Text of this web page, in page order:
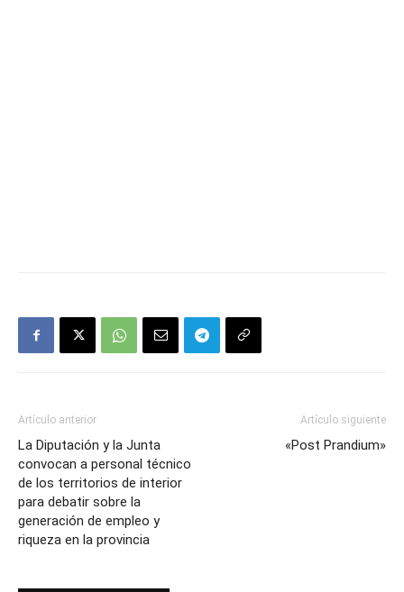
Artículo anterior
La Diputación y la Junta
convocan a personal técnico
de los territorios de interior
para debatir sobre la
generación de empleo y
riqueza en la provincia
Artículo siguiente
«Post Prandium»